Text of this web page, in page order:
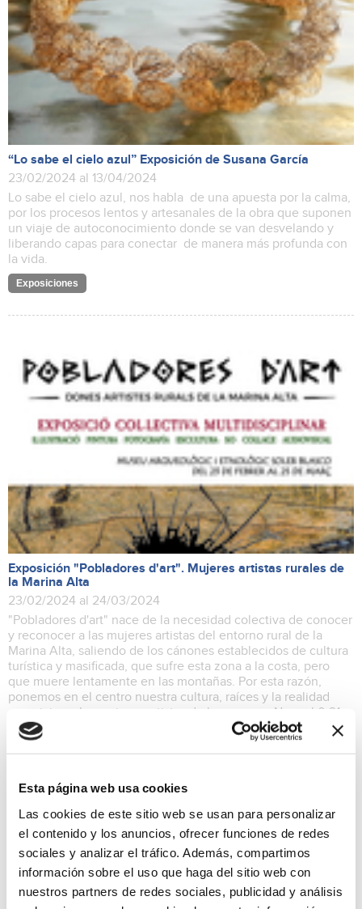
Esta página web usa cookies
Las cookies de este sitio web se usan para personalizar
el contenido y los anuncios, ofrecer funciones de redes
sociales y analizar el tráfico. Además, compartimos
información sobre el uso que haga del sitio web con
nuestros partners de redes sociales, publicidad y análisis
“Lo sabe el cielo azul” Exposición de Susana García
23/02/2024 al 13/04/2024
Lo sabe el cielo azul, nos habla de una apuesta por la calma,
por los procesos lentos y artesanales de la obra que suponen
un viaje de autoconocimiento donde se van desvelando y
liberando capas para conectar de manera más profunda con
la vida.
Exposiciones
Exposición "Pobladores d'art". Mujeres artistas rurales de
la Marina Alta
23/02/2024 al 24/03/2024
"Pobladores d'art" nace de la necesidad colectiva de conocer
y reconocer a las mujeres artistas del entorno rural de la
Marina Alta, saliendo de los cánones establecidos de cultura
turística y masificada, que sufre esta zona a la costa, pero
que muere lentamente en las montañas. Por esta razón,
ponemos en el centro nuestra cultura, raíces y la realidad
que vivimos las mujeres artistas de la comarca. Normal 0 21
false false false ca-ES-Valencia X-NONE X-NONE
Exposiciones